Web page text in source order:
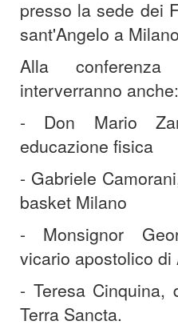
presso la sede dei
sant'Angelo a
Alla
interverranno anche:
- Don Mario
educazione fisica
- Gabriele
basket Milano
- Monsignor
vicario apostolico di
- Teresa Cinquina,
Terra Sancta.